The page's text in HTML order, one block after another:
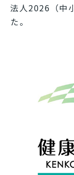
法人2026（中
た。